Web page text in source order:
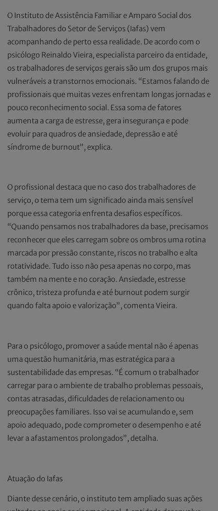
O Instituto de Assistência Familiar e Amparo Social dos
Trabalhadores do Setor de Serviços (Iafas) vem
acompanhando de perto essa realidade. De acordo com o
psicólogo Reinaldo Vieira, especialista parceiro da entidade,
os trabalhadores de serviços gerais são um dos grupos mais
vulneráveis a transtornos emocionais. “Estamos falando de
profissionais que muitas vezes enfrentam longas jornadas e
pouco reconhecimento social. Essa soma de fatores
aumenta a carga de estresse, gera insegurança e pode
evoluir para quadros de ansiedade, depressão e até
síndrome de burnout”, explica.
O profissional destaca que no caso dos trabalhadores de
serviço, o tema tem um significado ainda mais sensível
porque essa categoria enfrenta desafios específicos.
“Quando pensamos nos trabalhadores da base, precisamos
reconhecer que eles carregam sobre os ombros uma rotina
marcada por pressão constante, riscos no trabalho e alta
rotatividade. Tudo isso não pesa apenas no corpo, mas
também na mente e no coração. Ansiedade, estresse
crônico, tristeza profunda e até burnout podem surgir
quando falta apoio e valorização”, comenta Vieira.
Para o psicólogo, promover a saúde mental não é apenas
uma questão humanitária, mas estratégica para a
sustentabilidade das empresas. “É comum o trabalhador
carregar para o ambiente de trabalho problemas pessoais,
contas atrasadas, dificuldades de relacionamento ou
preocupações familiares. Isso vai se acumulando e, sem
apoio adequado, pode comprometer o desempenho e até
levar a afastamentos prolongados”, detalha.
Atuação do Iafas
Diante desse cenário, o instituto tem ampliado suas ações